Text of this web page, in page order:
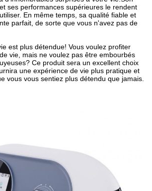
ses performances supérieures le rendent
En même temps, sa qualité fiable et
parfait, de sorte que vous n'avez pas de
est plus détendue! Vous voulez profiter
vie, mais ne voulez pas être embourbés
Ce produit sera un excellent choix
une expérience de vie plus pratique et
vous vous sentiez plus détendu que jamais.